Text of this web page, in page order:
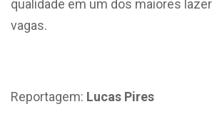
qualidade em um dos maiores
vagas.
Reportagem: Lucas Pires